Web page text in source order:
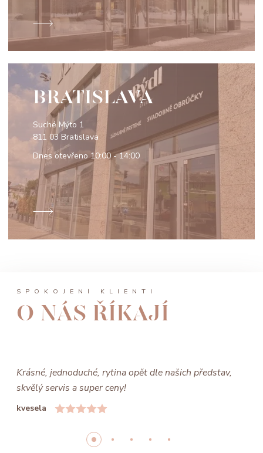
BRATISLAVA
Suché Mýto 1
811 03 Bratislava
Dnes otevřeno10:00 - 14:00
SPOKOJENÍ KLIENTI
O NÁS ŘÍKAJÍ
Krásné, jednoduché, rytina opět dle našich představ,
skvělý servis a super ceny!
kvesela